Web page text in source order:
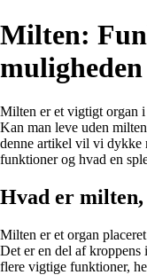
Milten:
Milten er et vigtigt organ
Kan man leve uden
denne artikel vil vi dykke
funktioner og hvad en
Hvad er milten,
Milten er et organ
Det er en del af
flere vigtige funktioner,